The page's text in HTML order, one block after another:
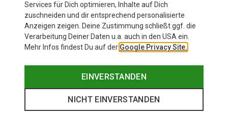
Services für Dich optimieren, Inhalte auf Dich
zuschneiden und dir entsprechend personalisierte
Anzeigen zeigen. Deine Zustimmung schließt ggf. die
Verarbeitung Deiner Daten u.a. auch in den USA ein.
Mehr Infos findest Du auf der Google Privacy Site.
EINVERSTANDEN
NICHT EINVERSTANDEN